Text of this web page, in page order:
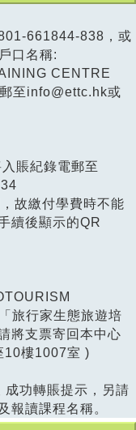
661844-838，或
口名稱:
CENTRE
至info@ettc.hk或
賬紀錄電郵至
故繳付學費時不能
續後顯示的QR
旅行家生態旅遊培
將支票寄回本中心
10樓1007室 )
功轉賬提示，另請
報讀課程名稱。